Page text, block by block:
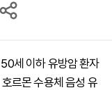
세 이하 유방암 환자
르몬 수용체 음성 유